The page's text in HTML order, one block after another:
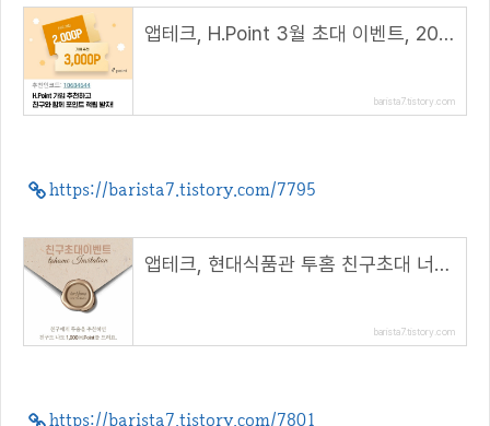
앱테크, H.Point 3월 초대 이벤트, 2000 포인트 적립( 추천 코드 : 10684644 )
barista7.tistory.com
https://barista7.tistory.com/7795
앱테크, 현대식품관 투홈 친구초대 너도나도 1천포인트 적립( 추천 코드 : winhunt )
barista7.tistory.com
https://barista7.tistory.com/7801